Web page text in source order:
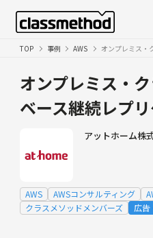
TOP 事例 AWS
オンプレミス・
ベース継続レプ
アットホーム株
AWS AWSコンサルティング
クラスメソッドメンバーズ
広告